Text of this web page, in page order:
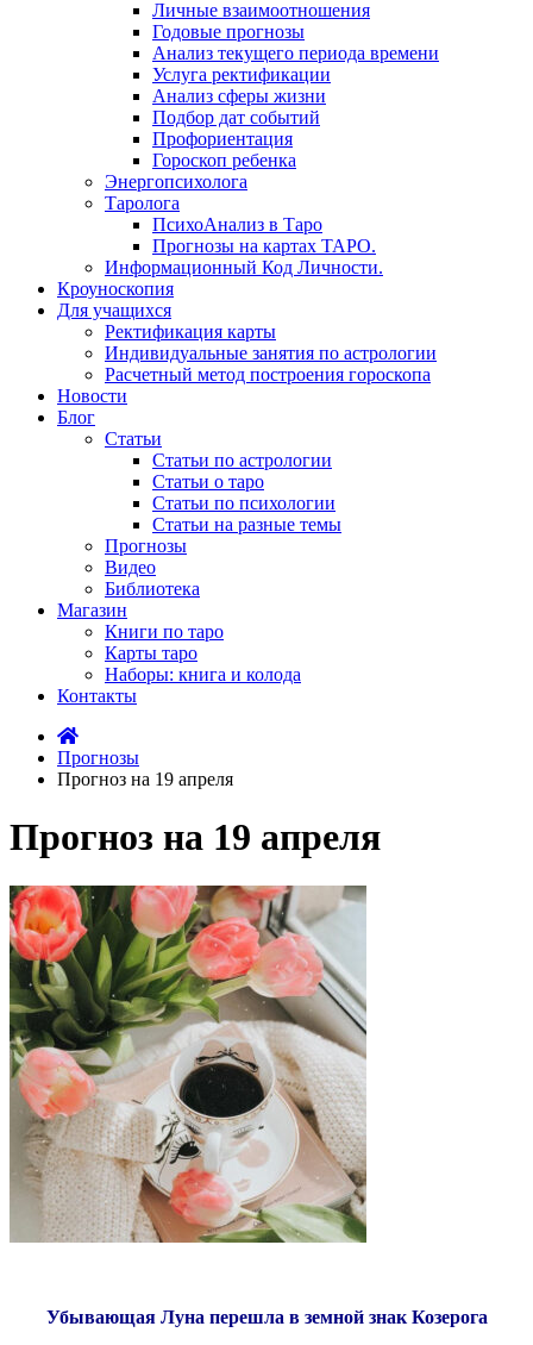
Личные взаимоотношения
Годовые прогнозы
Анализ текущего периода времени
Услуга ректификации
Анализ сферы жизни
Подбор дат событий
Профориентация
Гороскоп ребенка
Энергопсихолога
Таролога
ПсихоАнализ в Таро
Прогнозы на картах ТАРО.
Информационный Код Личности.
Кроуноскопия
Для учащихся
Ректификация карты
Индивидуальные занятия по астрологии
Расчетный метод построения гороскопа
Новости
Блог
Статьи
Статьи по астрологии
Статьи о таро
Статьи по психологии
Статьи на разные темы
Прогнозы
Видео
Библиотека
Магазин
Книги по таро
Карты таро
Наборы: книга и колода
Контакты
Прогнозы
Прогноз на 19 апреля
Прогноз на 19 апреля
Убывающая Луна перешла в земной знак Козерога